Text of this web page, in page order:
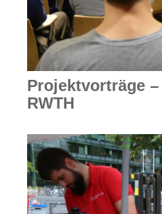
Projektvorträge
RWTH